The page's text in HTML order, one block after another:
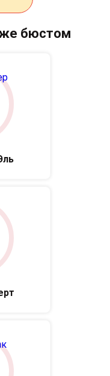
же бюстом